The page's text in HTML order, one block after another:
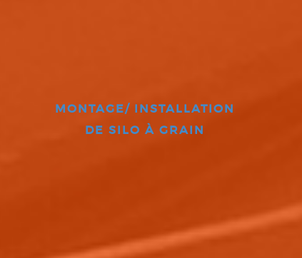
MONTAGE/ INSTALLATION
DE SILO À GRAIN